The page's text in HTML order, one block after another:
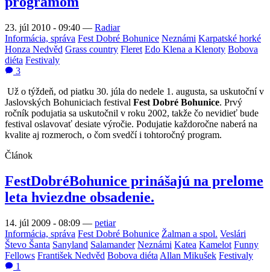
23. júl 2010 - 09:40 — Radiar
Informácia, správa Fest Dobré Bohunice Neznámi Karpatské horké
Honza Nedvěd Grass country Fleret Edo Klena a Klenoty Bobova
diéta Festivaly
3
Už o týždeň, od piatku 30. júla do nedele 1. augusta, sa uskutoční v
Jaslovských Bohuniciach festival Fest Dobré Bohunice. Prvý
ročník podujatia sa uskutočnil v roku 2002, takže čo nevidieť bude
festival oslavovať desiate výročie. Podujatie každoročne naberá na
kvalite aj rozmeroch, o čom svedčí i tohtoročný program.
Článok
FestDobréBohunice prinášajú na prelome
leta hviezdne obsadenie.
14. júl 2009 - 08:09 — petiar
Informácia, správa Fest Dobré Bohunice Žalman a spol. Veslári
Števo Šanta Sanyland Salamander Neznámi Katea Kamelot Funny
Fellows František Nedvěd Bobova diéta Allan Mikušek Festivaly
1